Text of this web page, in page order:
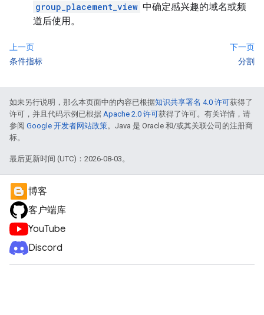
group_placement_view 中确定感兴趣的域名或频
道后使用。
上一页
条件指标
下一页
分割
如未另行说明，那么本页面中的内容已根据知识共享署名 4.0 许可获得了
许可，并且代码示例已根据 Apache 2.0 许可获得了许可。有关详情，请
参阅 Google 开发者网站政策。Java 是 Oracle 和/或其关联公司的注册商
标。
最后更新时间 (UTC)：2026-08-03。
博客
客户端库
YouTube
Discord